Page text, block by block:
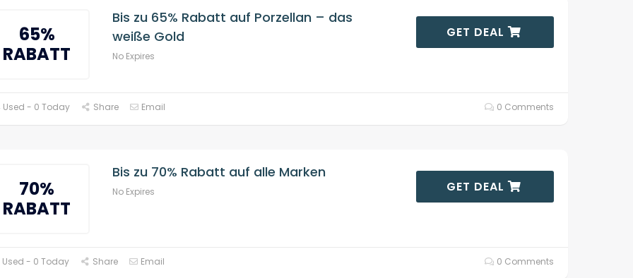
65%
RABATT
Bis zu 65% Rabatt auf Porzellan – das
weiße Gold
No Expires
GET DEAL
Used - 0 Today Share Email 0 Comments
70%
RABATT
Bis zu 70% Rabatt auf alle Marken
No Expires GET DEAL
- 0 Today Share Email 0 Comments